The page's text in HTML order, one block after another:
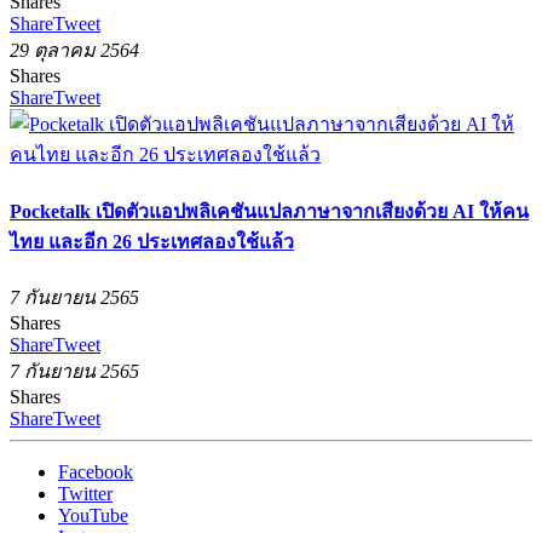
ShareTweet
29 ตุลาคม 2564
Shares
ShareTweet
Pocketalk เปิดตัวแอปพลิเคชันแปลภาษาจากเสียงด้วย AI ให้คน
ไทย และอีก 26 ประเทศลองใช้แล้ว
7 กันยายน 2565
Shares
ShareTweet
7 กันยายน 2565
Shares
ShareTweet
Facebook
Twitter
YouTube